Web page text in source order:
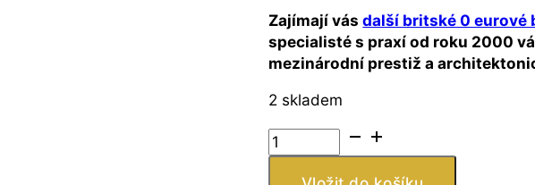
Zajímají vásdalší britské 0 eurové
specialisté s praxí od roku 2000
mezinárodní prestiž a
2 skladem
Velká
Británie